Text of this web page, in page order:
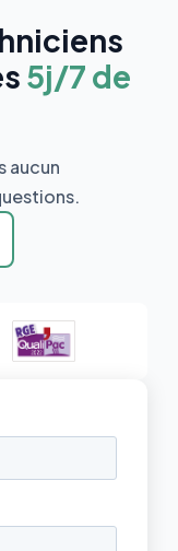
5j/7 de
aucun